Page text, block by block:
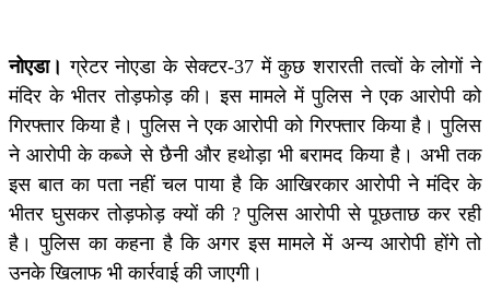
नोएडा। ग्रेटर नोएडा के सेक्टर-37 में कुछ शरारती तत्वों के लोगों ने
मंदिर के भीतर तोड़फोड़ की। इस मामले में पुलिस ने एक आरोपी को
गिरफ्तार किया है। पुलिस ने एक आरोपी को गिरफ्तार किया है। पुलिस
ने आरोपी के कब्जे से छैनी और हथोड़ा भी बरामद किया है। अभी तक
इस बात का पता नहीं चल पाया है कि आखिरकार आरोपी ने मंदिर के
भीतर घुसकर तोड़फोड़ क्यों की ? पुलिस आरोपी से पूछताछ कर रही
है। पुलिस का कहना है कि अगर इस मामले में अन्य आरोपी होंगे तो
उनके खिलाफ भी कार्रवाई की जाएगी।